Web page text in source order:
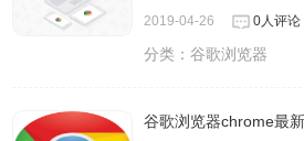
2019-04-26 0人评论
分类：谷歌浏览器
谷歌浏览器chrome最